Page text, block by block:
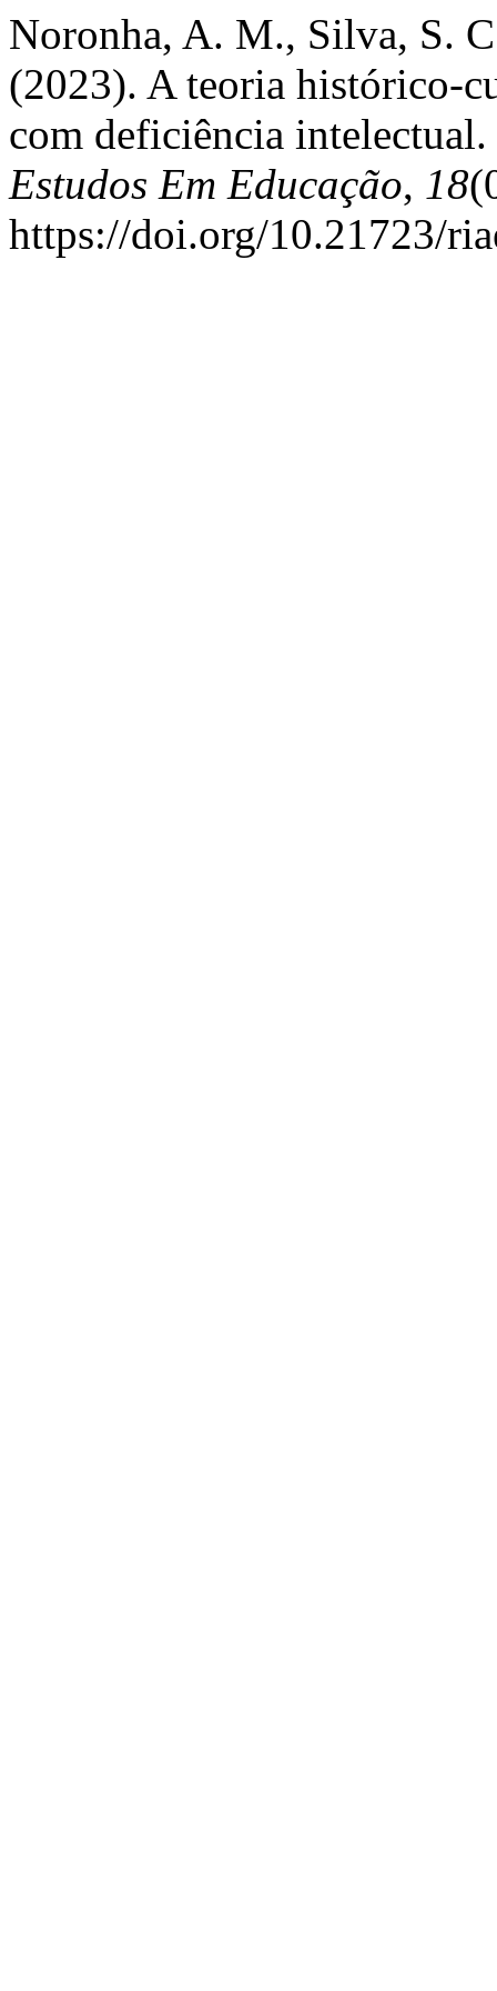
Noronha, A. M., Silva, S.
(2023). A teoria histórico-
com deficiência intelectual.
Estudos Em Educação, 18
https://doi.org/10.21723/